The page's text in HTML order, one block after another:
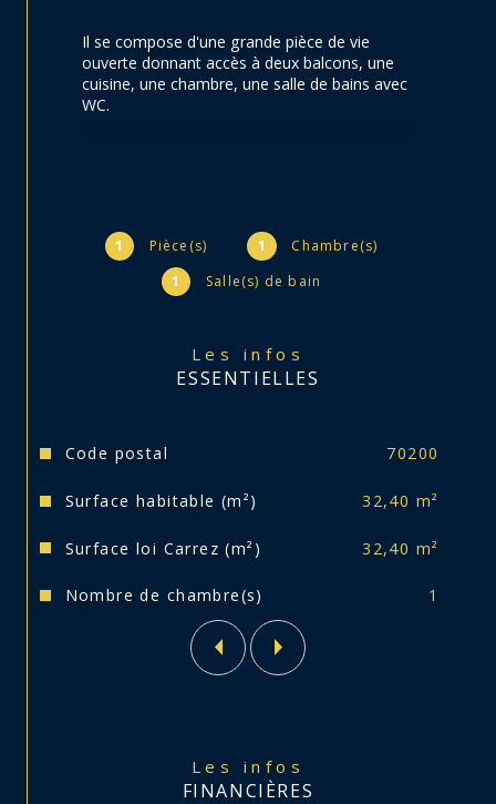
1 Pièce(s) 1
Chambre(s)
1
Salle(s) de bain
Les infos
ESSENTIELLES
Caractéristiques Valeurs
Code postal 70200
Surface habitable (m²) 32,40 m²
Surface loi Carrez (m²) 32,40 m²
Nombre de chambre(s) 1
Il se compose d'une grande pièce de vie
ouverte donnant accès à deux balcons, une
cuisine, une chambre, une salle de bains avec
WC.
l'investissement locatif.
Il était loué 350€ hors charges + 120€ de
Fenêtres PVC DV avec volets électriques,
chaudière collective gaz de ville. En annexe,
une cave, un séchoir et une PLACE DE
Taxe foncière de 570€. Absence amiante, pas
d'anomalies électricité.
Votre conseiller CARITEY IMMOBILIER Théo,
Les infos
FINANCIÈRES